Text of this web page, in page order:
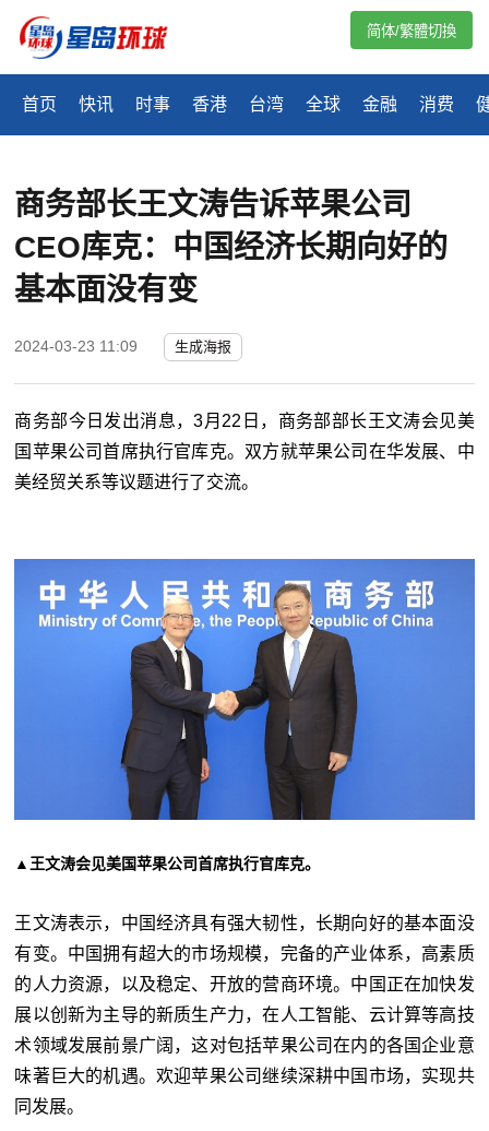
首页 快讯 时事 香港 台湾 全球 金融 消费
简体/繁體切換
商务部长王文涛告诉苹果公司
CEO库克：中国经济长期向好的
基本面没有变
2024-03-23 11:09 生成海报
商务部今日发出消息，3月22日，商务部部长王文涛会见美
国苹果公司首席执行官库克。双方就苹果公司在华发展、中
美经贸关系等议题进行了交流。
▲王文涛会见美国苹果公司首席执行官库克。
王文涛表示，中国经济具有强大韧性，长期向好的基本面没
有变。中国拥有超大的市场规模，完备的产业体系，高素质
的人力资源，以及稳定、开放的营商环境。中国正在加快发
展以创新为主导的新质生产力，在人工智能、云计算等高技
术领域发展前景广阔，这对包括苹果公司在内的各国企业意
味著巨大的机遇。欢迎苹果公司继续深耕中国市场，实现共
同发展。